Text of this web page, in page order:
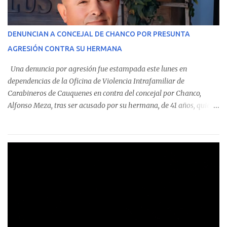
identificó a cuatro funcionarios involucrados en este tipo de
operaciones. Asimismo, se precisa que uno de los casos
corresponde a un funcionario de la Municipalidad de Chanco,
detectaron incumplimientos a la normativa vigente. El informe
precisa que la mayor cantidad de dinero apostado se registró en
Talca, donde...
DENUNCIAN A CONCEJAL DE CHANCO POR PRESUNTA
AGRESIÓN CONTRA SU HERMANA
Una denuncia por agresión fue estampada este lunes en
dependencias de la Oficina de Violencia Intrafamiliar de
Carabineros de Cauquenes en contra del concejal por Chanco,
Alfonso Meza, tras ser acusado por su hermana, de 41 años, quien
relató que los hechos ocurrieron cerca de las 11:30 horas en el